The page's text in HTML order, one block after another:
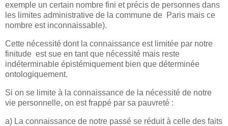
exemple un certain nombre fini et précis de personnes dans
les limites administrative de la commune de Paris mais ce
nombre est inconnaissable).
Cette nécessité dont la connaissance est limitée par notre
finitude est sue en tant que nécessité mais reste
indéterminable épistémiquement bien que déterminée
ontologiquement.
Si on se limite à la connaissance de la nécessité de notre
vie personnelle, on est frappé par sa pauvreté :
a) La connaissance de notre passé se réduit à celle des faits